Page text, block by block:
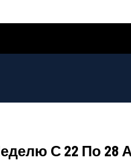
С 22 По 28